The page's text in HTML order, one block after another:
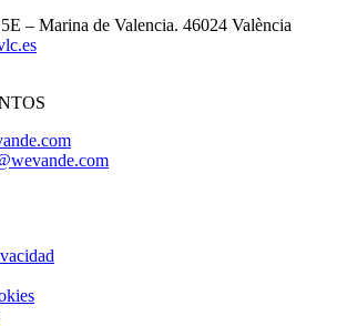
– Marina de Valencia. 46024 València